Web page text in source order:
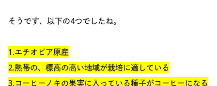
そうです、以下の4つでしたね。
1.エチオピア原産
2.熱帯の、標高の高い地域が栽培に適している
3.コーヒーノキの果実に入っている種子がコーヒーになる